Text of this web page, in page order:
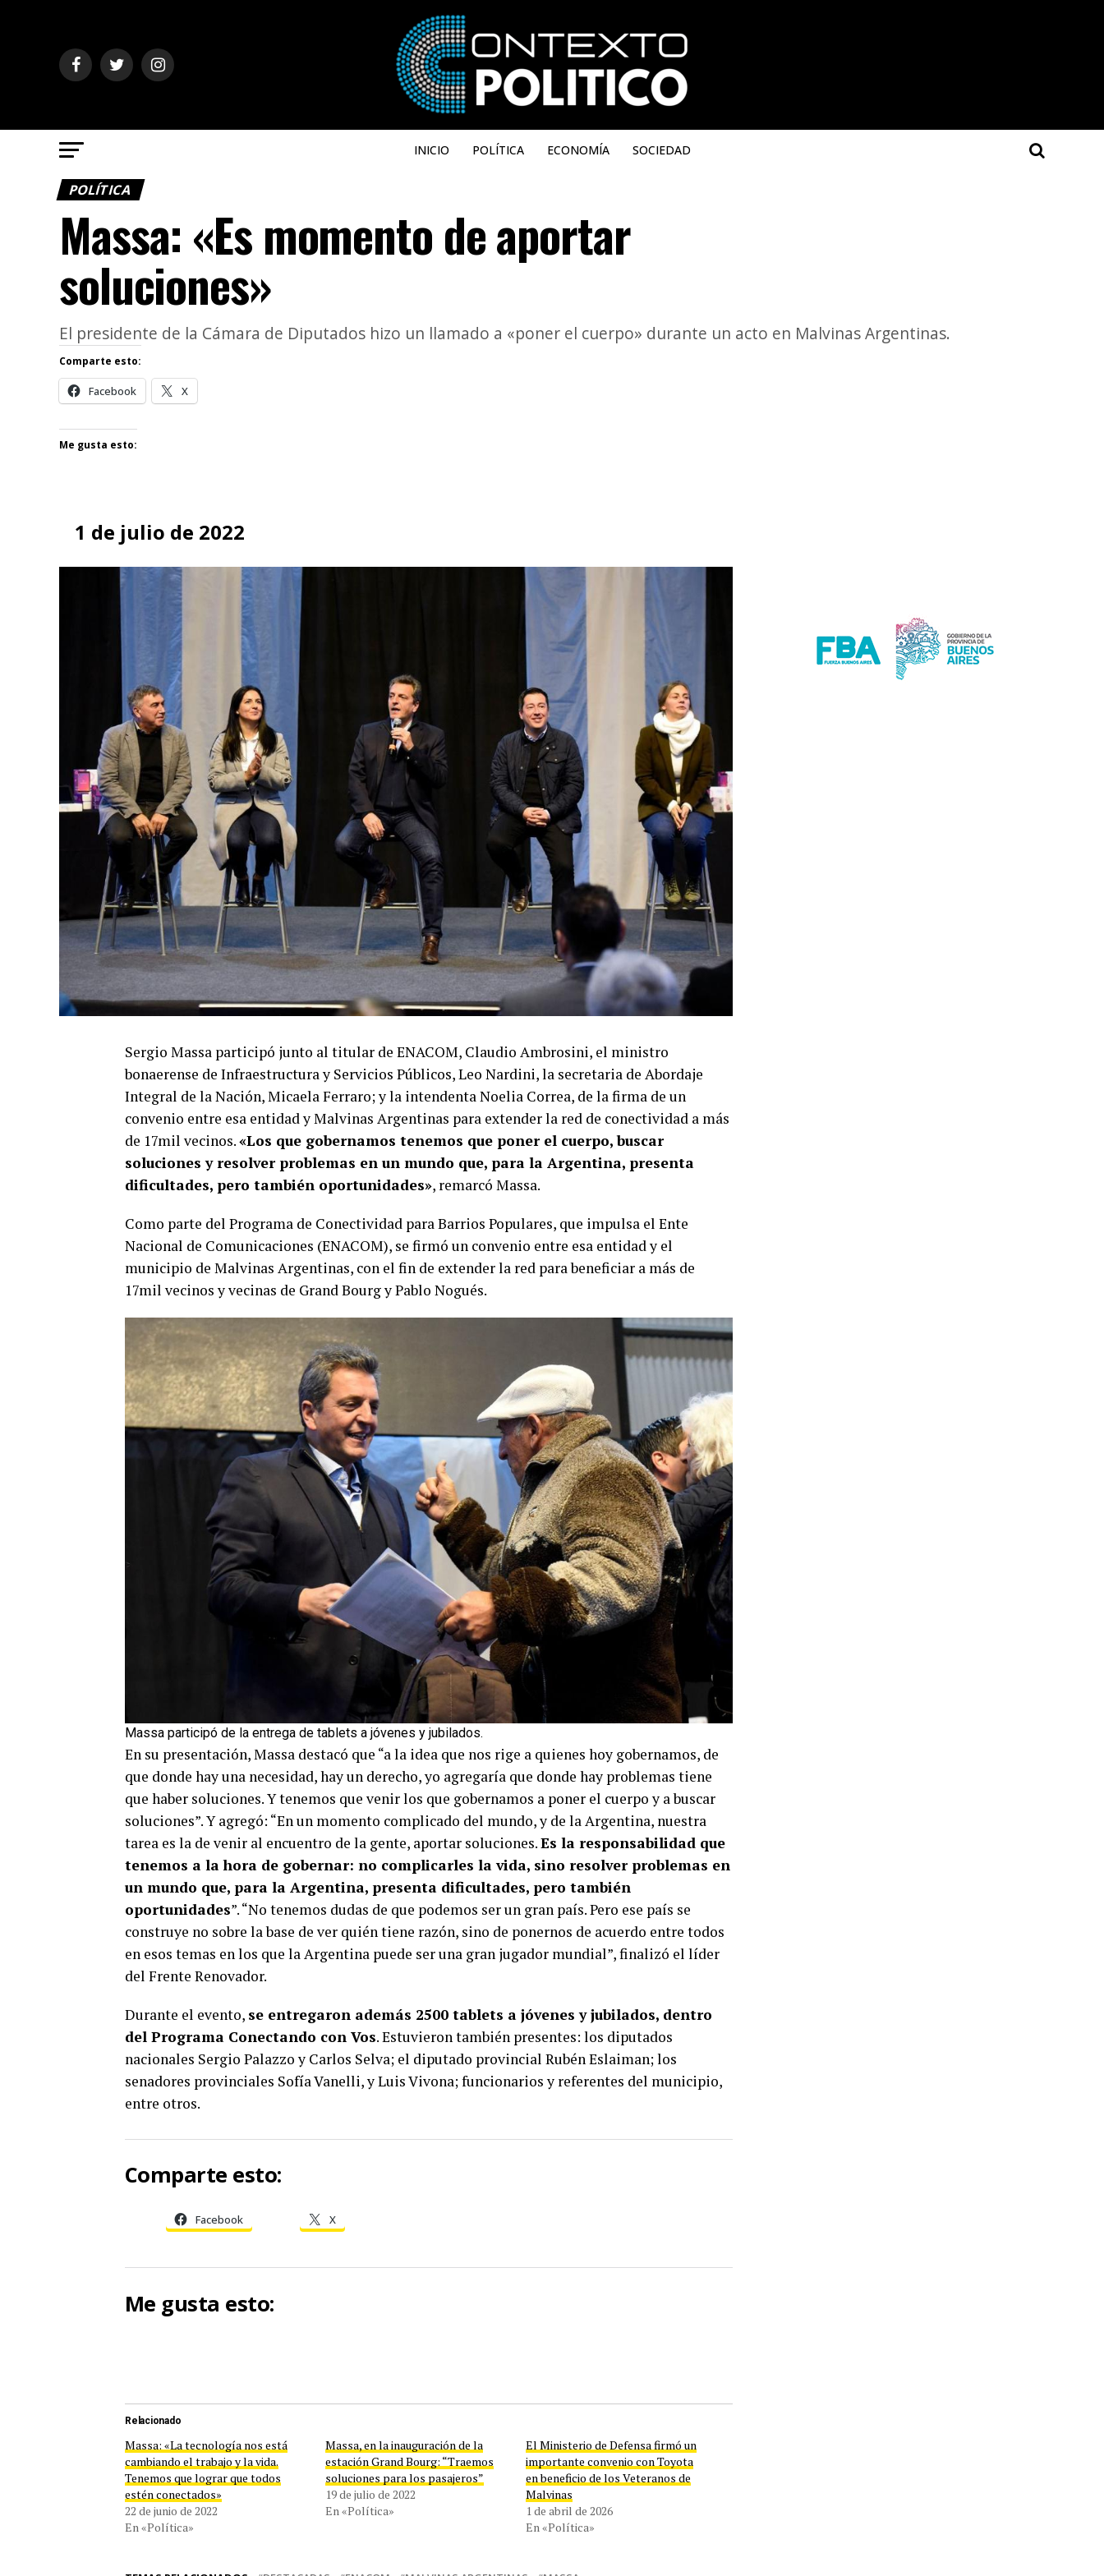
INICIO POLÍTICA ECONOMÍA SOCIEDAD
POLÍTICA
Massa: «Es momento de aportar
soluciones»
El presidente de la Cámara de Diputados hizo un llamado a «poner el cuerpo» durante un acto en Malvinas Argentinas.
Comparte esto:
Facebook X
Me gusta esto:
1 de julio de 2022
Sergio Massa participó junto al titular de ENACOM, Claudio Ambrosini, el ministro
bonaerense de Infraestructura y Servicios Públicos, Leo Nardini, la secretaria de Abordaje
Integral de la Nación, Micaela Ferraro; y la intendenta Noelia Correa, de la firma de un
convenio entre esa entidad y Malvinas Argentinas para extender la red de conectividad a más
de 17mil vecinos.«Los que gobernamos tenemos que poner el cuerpo, buscar
soluciones y resolver problemas en un mundo que, para la Argentina, presenta
dificultades, pero también oportunidades», remarcó Massa.
Como parte del Programa de Conectividad para Barrios Populares, que impulsa el Ente
Nacional de Comunicaciones (ENACOM), se firmó un convenio entre esa entidad y el
municipio de Malvinas Argentinas, con el fin de extender la red para beneficiar a más de
17mil vecinos y vecinas de Grand Bourg y Pablo Nogués.
Massa participó de la entrega de tablets a jóvenes y jubilados.
En su presentación, Massa destacó que “a la idea que nos rige a quienes hoy gobernamos, de
que donde hay una necesidad, hay un derecho, yo agregaría que donde hay problemas tiene
que haber soluciones. Y tenemos que venir los que gobernamos a poner el cuerpo y a buscar
soluciones”. Y agregó: “En un momento complicado del mundo, y de la Argentina, nuestra
tarea es la de venir al encuentro de la gente, aportar soluciones.Es la responsabilidad que
tenemos a la hora de gobernar: no complicarles la vida, sino resolver problemas en
un mundo que, para la Argentina, presenta dificultades, pero también
oportunidades”. “No tenemos dudas de que podemos ser un gran país. Pero ese país se
construye no sobre la base de ver quién tiene razón, sino de ponernos de acuerdo entre todos
en esos temas en los que la Argentina puede ser una gran jugador mundial”, finalizó el líder
del Frente Renovador.
Durante el evento, se entregaron además 2500 tablets a jóvenes y jubilados, dentro
del Programa Conectando con Vos. Estuvieron también presentes: los diputados
nacionales Sergio Palazzo y Carlos Selva; el diputado provincial Rubén Eslaiman; los
senadores provinciales Sofía Vanelli, y Luis Vivona; funcionarios y referentes del municipio,
entre otros.
Comparte esto:
Facebook X
Me gusta esto:
Relacionado
Massa: «La tecnología nos está
cambiando el trabajo y la vida.
Tenemos que lograr que todos
estén conectados»
22 de junio de 2022
En «Política»
Massa, en la inauguración de la
estación Grand Bourg: “Traemos
soluciones para los pasajeros”
19 de julio de 2022
En «Política»
El Ministerio de Defensa firmó un
importante convenio con Toyota
en beneficio de los Veteranos de
Malvinas
1 de abril de 2026
En «Política»